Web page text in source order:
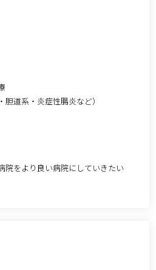
道系・炎症性腸炎など）
院をより良い病院にしていきたい